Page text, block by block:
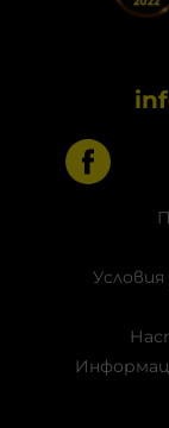
Условия